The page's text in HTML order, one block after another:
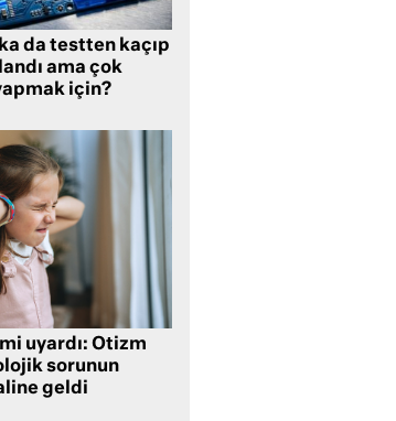
da testten kaçıp
ama çok
için?
uyardı: Otizm
sorunun
geldi